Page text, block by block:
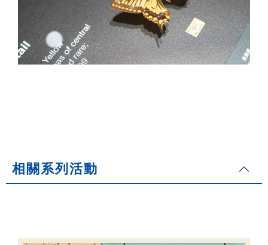
相關系列活動